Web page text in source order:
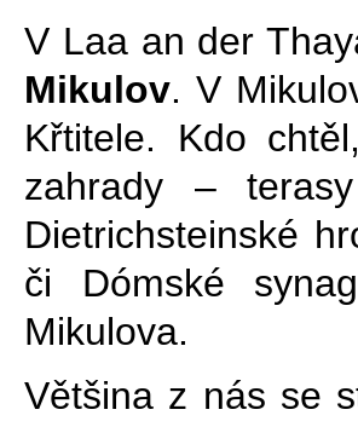
V Laa an der
Mikulov. V
Křtitele. Kdo
zahrady –
Dietrichsteinské
či Dómské
Mikulova.
Většina z nás se